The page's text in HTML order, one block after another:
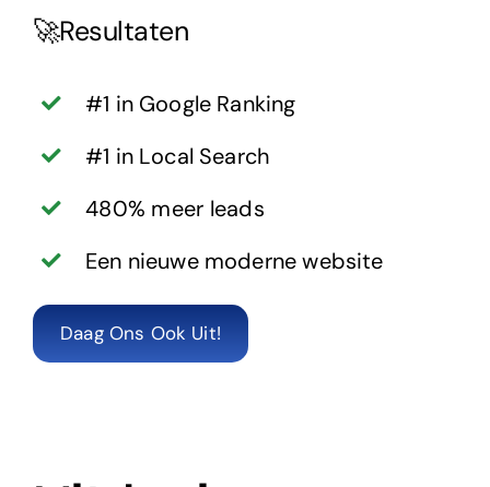
🚀Resultaten
#1 in Google Ranking
#1 in Local Search
480% meer leads
Een nieuwe moderne website
Daag Ons Ook Uit!